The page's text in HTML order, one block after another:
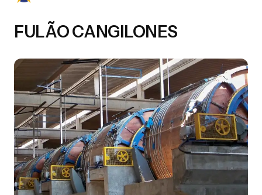
FULÃO CANGILONES